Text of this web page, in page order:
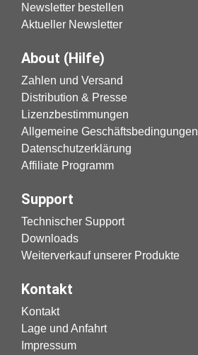
Newsletter bestellen
Aktueller Newsletter
About (Hilfe)
Zahlen und Versand
Distribution & Presse
Lizenzbestimmungen
Allgemeine Geschäftsbedingungen
Datenschutzerklärung
Affiliate Programm
Support
Technischer Support
Downloads
Weiterverkauf unserer Produkte
Kontakt
Kontakt
Lage und Anfahrt
Impressum